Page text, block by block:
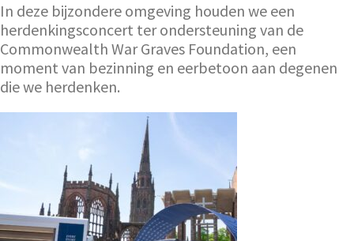
In deze bijzondere omgeving houden we een
herdenkingsconcert ter ondersteuning van de
Commonwealth War Graves Foundation, een
moment van bezinning en eerbetoon aan degenen
die we herdenken.